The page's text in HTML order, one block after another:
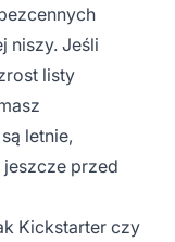
niszy. Jeśli
listy
letnie,
przed
Kickstarter czy